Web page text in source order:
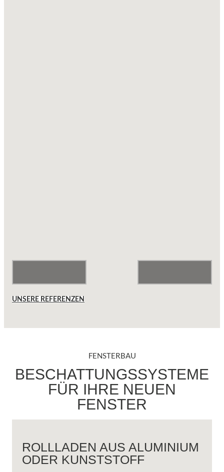
UNSERE REFERENZEN
FENSTERBAU
BESCHATTUNGSSYSTEME
FÜR IHRE NEUEN
FENSTER
ROLLLADEN AUS ALUMINIUM
ODER KUNSTSTOFF